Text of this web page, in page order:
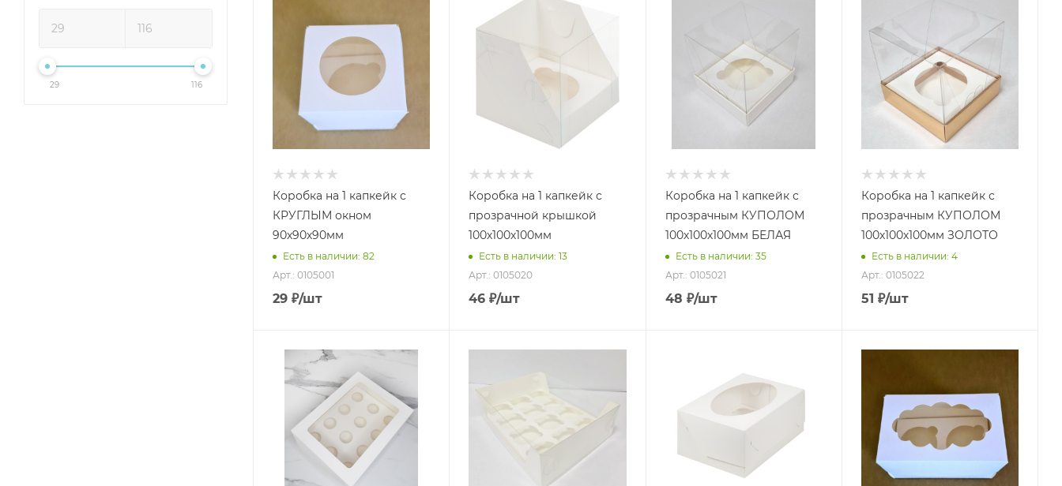
Коробка на 1 капкейк с
КРУГЛЫМ окном
90х90х90мм
Есть в наличии: 82
Арт.: 0105001
29 ₽/шт
Коробка на 1 капкейк с
прозрачной крышкой
100х100х100мм
Есть в наличии: 13
Арт.: 0105020
46 ₽/шт
Коробка на 1 капкейк с
прозрачным КУПОЛОМ
100х100х100мм БЕЛАЯ
Есть в наличии: 35
Арт.: 0105021
48 ₽/шт
Коробка на 1 капкейк с
прозрачным КУПОЛОМ
100х100х100мм ЗОЛОТО
Есть в наличии: 4
Арт.: 0105022
51 ₽/шт
29 116